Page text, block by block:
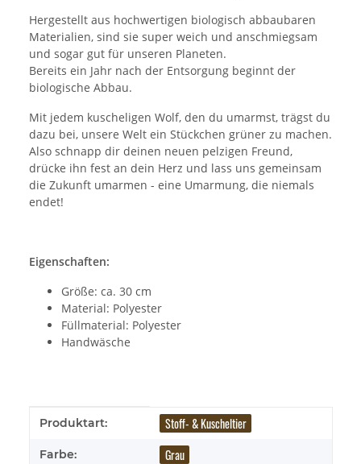
Hergestellt aus hochwertigen biologisch abbaubaren
Materialien, sind sie super weich und anschmiegsam
und sogar gut für unseren Planeten.
Bereits ein Jahr nach der Entsorgung beginnt der
biologische Abbau.
Mit jedem kuscheligen Wolf, den du umarmst, trägst du
dazu bei, unsere Welt ein Stückchen grüner zu machen.
Also schnapp dir deinen neuen pelzigen Freund,
drücke ihn fest an dein Herz und lass uns gemeinsam
die Zukunft umarmen - eine Umarmung, die niemals
endet!
Eigenschaften:
Größe: ca. 30 cm
Material: Polyester
Füllmaterial: Polyester
Handwäsche
Produkteigenschaft
Wert
Produktart: Stoff- & Kuscheltier
Farbe: Grau